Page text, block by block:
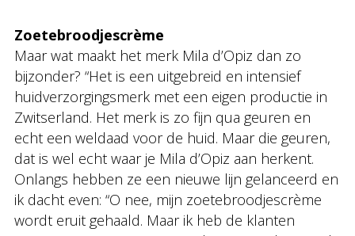
Zoetebroodjescrème
Maar wat maakt het merk Mila d’Opiz dan zo
bijzonder? “Het is een uitgebreid en intensief
huidverzorgingsmerk met een eigen productie in
Zwitserland. Het merk is zo fijn qua geuren en
echt een weldaad voor de huid. Maar die geuren,
dat is wel echt waar je Mila d’Opiz aan herkent.
Onlangs hebben ze een nieuwe lijn gelanceerd en
ik dacht even: “O nee, mijn zoetebroodjescrème
wordt eruit gehaald. Maar ik heb de klanten